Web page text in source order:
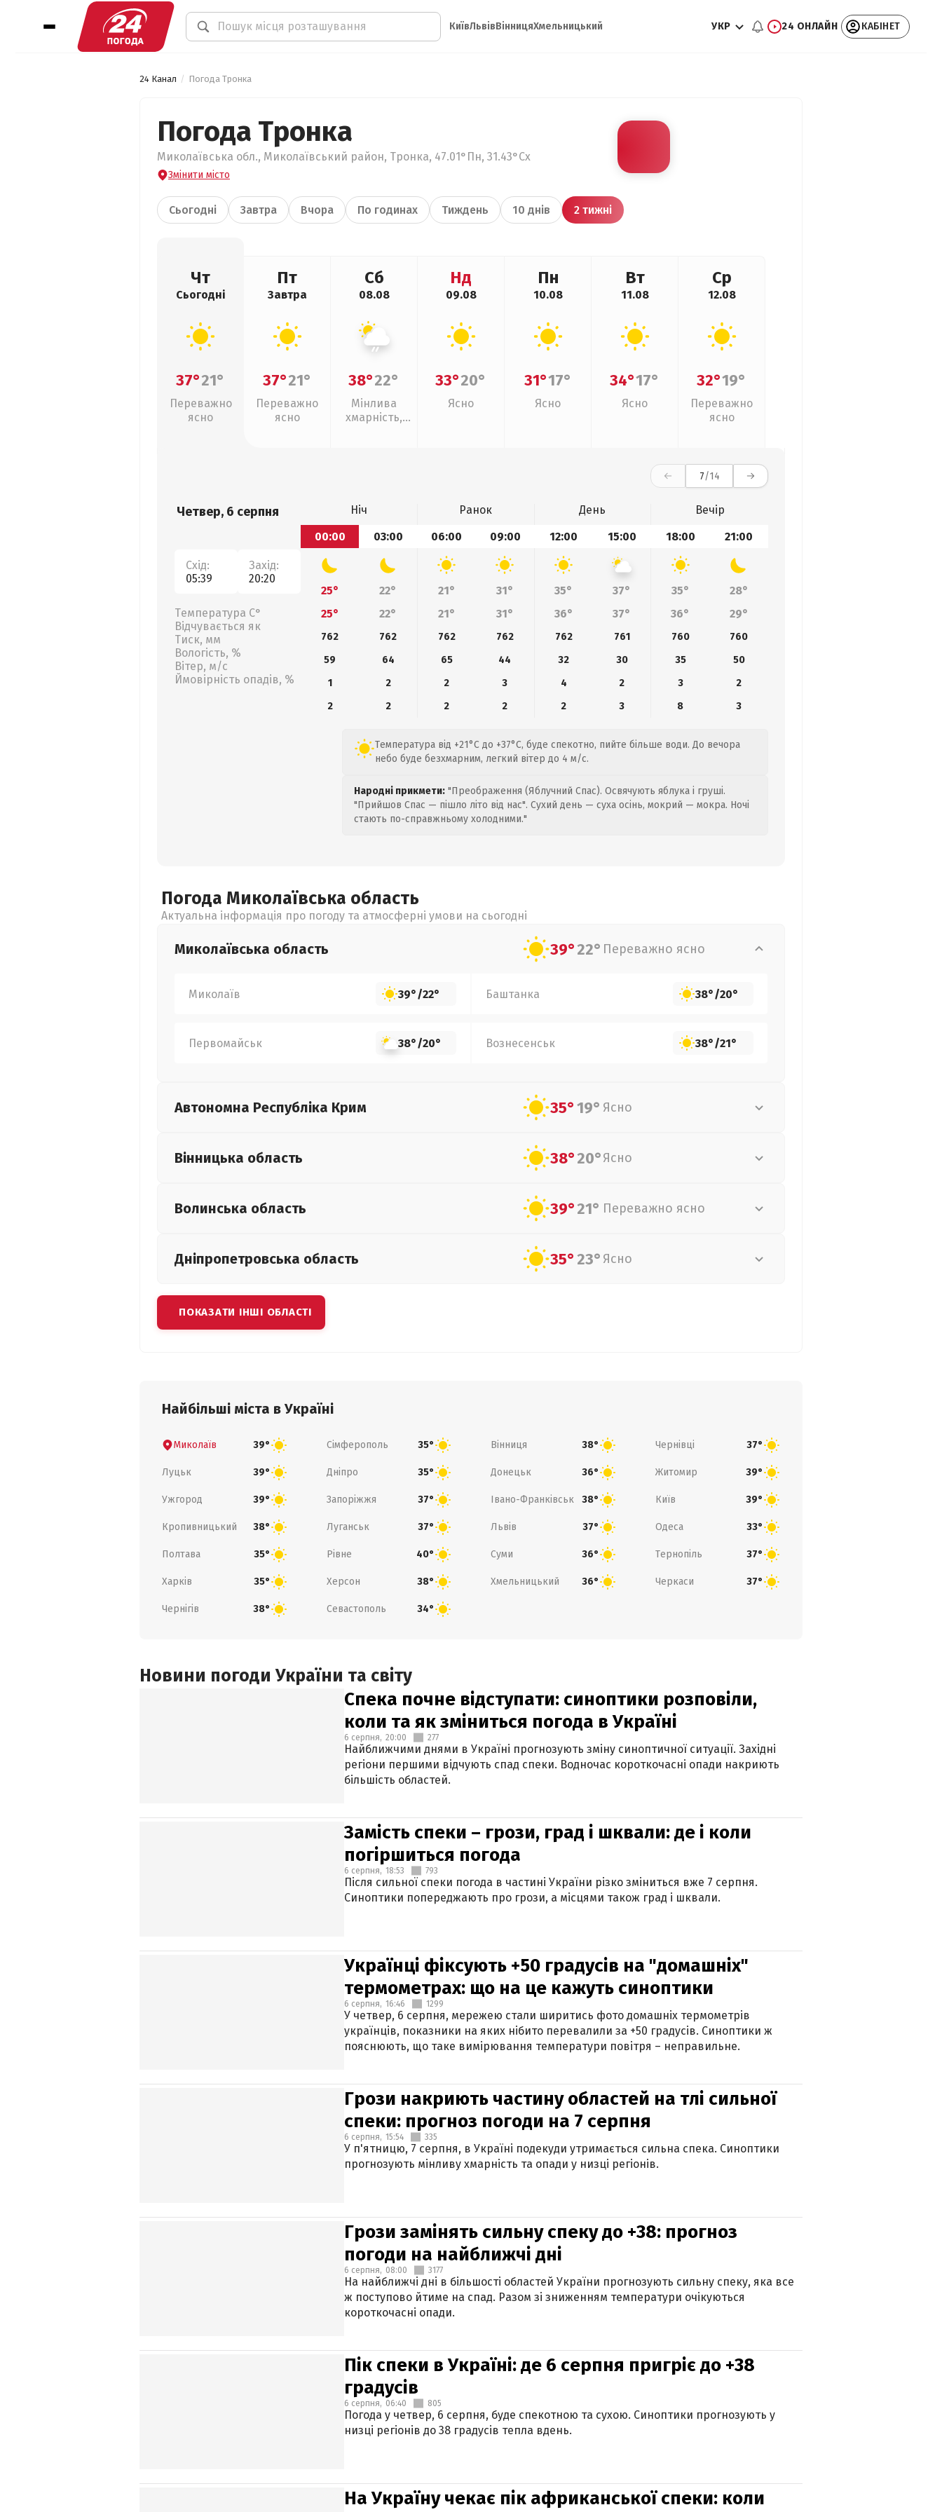
КиївЛьвівВінницяХмельницький УКР 24 ОНЛАЙН КАБІНЕТ
24 Канал Погода Тронка
Погода Тронка
Миколаївська обл., Миколаївський район, Тронка, 47.01°Пн, 31.43°Сх
Змінити місто
Сьогодні Завтра Вчора По годинах Тиждень 10 днів 2 тижні
Чт
Сьогодні
37°21°
Переважно
ясно
Пт
Завтра
37°21°
Переважно
ясно
Сб
08.08
38°22°
Мінлива
хмарність,
Нд
09.08
33°20°
Ясно
Пн
10.08
31°17°
Ясно
Вт
11.08
34°17°
Ясно
Ср
12.08
32°19°
Переважно
ясно
7/14
Четвер, 6 серпня
Схід:
05:39
Захід:
20:20
Температура С°
Відчувається як
Тиск, мм
Вологість, %
Вітер, м/с
Ймовірність опадів, %
Ніч Ранок День
Вечір
00:00
03:00 06:00 09:00 12:00 15:00 18:00 21:00
25° 22° 21° 31° 35° 37° 35°
28°
25°
22° 21° 31° 36° 37° 36° 29°
762 762 762 762 762 761 760
760
59
64 65 44 32 30 35
50
1
2 2 3 4 2 3
2
2
2 2 2 2 3 8 3
Температура від +21°C до +37°C, буде спекотно, пийте більше води. До вечора
небо буде безхмарним, легкий вітер до 4 м/с.
Народні прикмети: "Преображення (Яблучний Спас). Освячують яблука і груші.
"Прийшов Спас — пішло літо від нас". Сухий день — суха осінь, мокрий — мокра. Ночі
стають по-справжньому холодними."
Погода Миколаївська область
Актуальна інформація про погоду та атмосферні умови на сьогодні
Миколаївська область 39°22° Переважно ясно
Миколаїв 39°/22° Баштанка 38°/20°
Первомайськ 38°/20° Вознесенськ 38°/21°
Автономна Республіка Крим 35°19° Ясно
Вінницька область 38°20°Ясно
Волинська область 39°21° Переважно ясно
Дніпропетровська область 35°23° Ясно
ПОКАЗАТИ ІНШІ ОБЛАСТІ
Найбільші міста в Україні
Миколаїв 39° Сімферополь 35° Вінниця 38° Чернівці 37°
Луцьк 39° Дніпро 35° Донецьк 36° Житомир 39°
Ужгород 39° Запоріжжя 37° Івано-Франківськ 38° Київ 39°
Кропивницький 38° Луганськ 37° Львів 37° Одеса 33°
Полтава 35° Рівне 40° Суми 36° Тернопіль 37°
Харків 35° Херсон 38° Хмельницький 36° Черкаси 37°
Чернігів 38° Севастополь 34°
Новини погоди України та світу
Спека почне відступати: синоптики розповіли,
коли та як зміниться погода в Україні
6 серпня, 20:00 277
Найближчими днями в Україні прогнозують зміну синоптичної ситуації. Західні
регіони першими відчують спад спеки. Водночас короткочасні опади накриють
більшість областей.
Замість спеки – грози, град і шквали: де і коли
погіршиться погода
6 серпня, 18:53 793
Після сильної спеки погода в частині України різко зміниться вже 7 серпня.
Синоптики попереджають про грози, а місцями також град і шквали.
Українці фіксують +50 градусів на "домашніх"
термометрах: що на це кажуть синоптики
6 серпня, 16:46 1299
У четвер, 6 серпня, мережею стали ширитись фото домашніх термометрів
українців, показники на яких нібито перевалили за +50 градусів. Синоптики ж
пояснюють, що таке вимірювання температури повітря – неправильне.
Грози накриють частину областей на тлі сильної
спеки: прогноз погоди на 7 серпня
6 серпня, 15:54 335
У п'ятницю, 7 серпня, в Україні подекуди утримається сильна спека. Синоптики
прогнозують мінливу хмарність та опади у низці регіонів.
Грози замінять сильну спеку до +38: прогноз
погоди на найближчі дні
6 серпня, 08:00 3177
На найближчі дні в більшості областей України прогнозують сильну спеку, яка все
ж поступово йтиме на спад. Разом зі зниженням температури очікуються
короткочасні опади.
Пік спеки в Україні: де 6 серпня пригріє до +38
градусів
6 серпня, 06:40 805
Погода у четвер, 6 серпня, буде спекотною та сухою. Синоптики прогнозують у
низці регіонів до 38 градусів тепла вдень.
На Україну чекає пік африканської спеки: коли